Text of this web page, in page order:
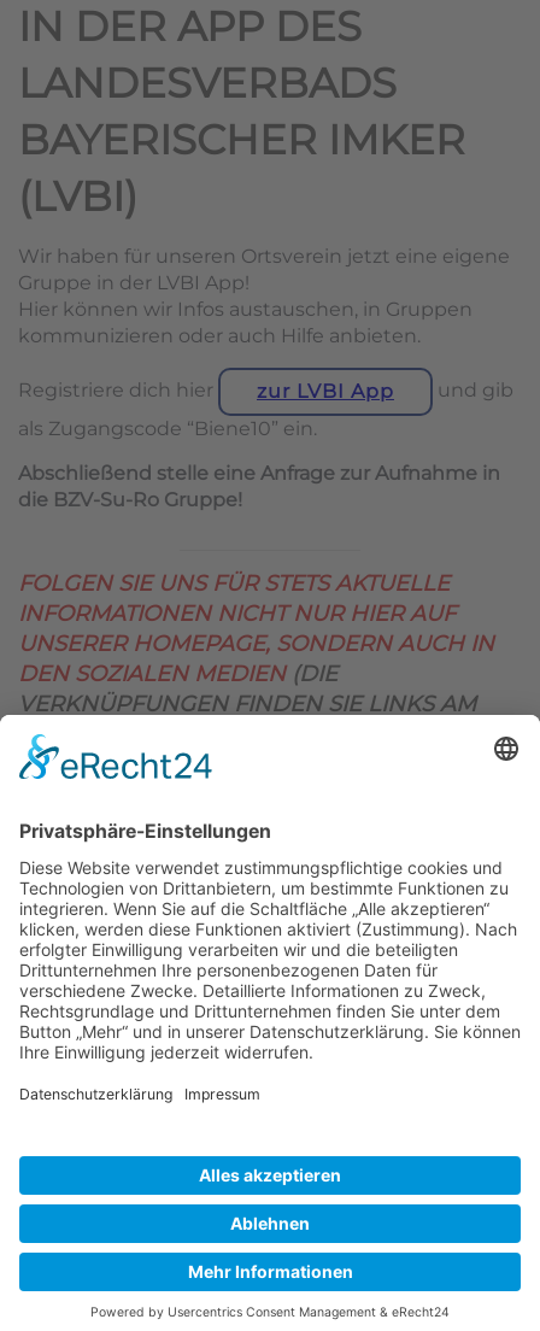
IN DER APP DES
LANDESVERBADS
BAYERISCHER IMKER
(LVBI)
Wir haben für unseren Ortsverein jetzt eine eigene
Gruppe in der LVBI App!
Hier können wir Infos austauschen, in Gruppen
kommunizieren oder auch Hilfe anbieten.
Registriere dich hier zur LVBI App
und gib
als Zugangscode “Biene10” ein.
Abschließend stelle eine Anfrage zur Aufnahme in
die BZV-Su-Ro Gruppe!
FOLGEN SIE UNS FÜR STETS AKTUELLE
INFORMATIONEN NICHT NUR HIER AUF
UNSERER HOMEPAGE, SONDERN AUCH IN
DEN SOZIALEN MEDIEN (DIE
VERKNÜPFUNGEN FINDEN SIE LINKS AM
OBEREN SEITENRAND)
BIENENZUCHTVEREIN SULZBACH-ROSENBERG
1871 E.V.
1. Vorsitzender
Matthias Bohmann
Siebeneichen 13
92237 Sulzbach-Rosenberg
E-Mail: vorstand@bienenzuchtverein-sulzbach-
Copyright © Bienenzuchtverein
Sulzbach-Rosenberg 1871 e.V.
Kontakt|Impressum|Datenschutzerklärung|
Cookie-Einstellungen